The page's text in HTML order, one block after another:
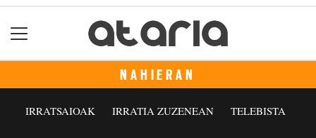
NAHIERAN
IRRATSAIOAK IRRATIA ZUZENEAN TELEBISTA